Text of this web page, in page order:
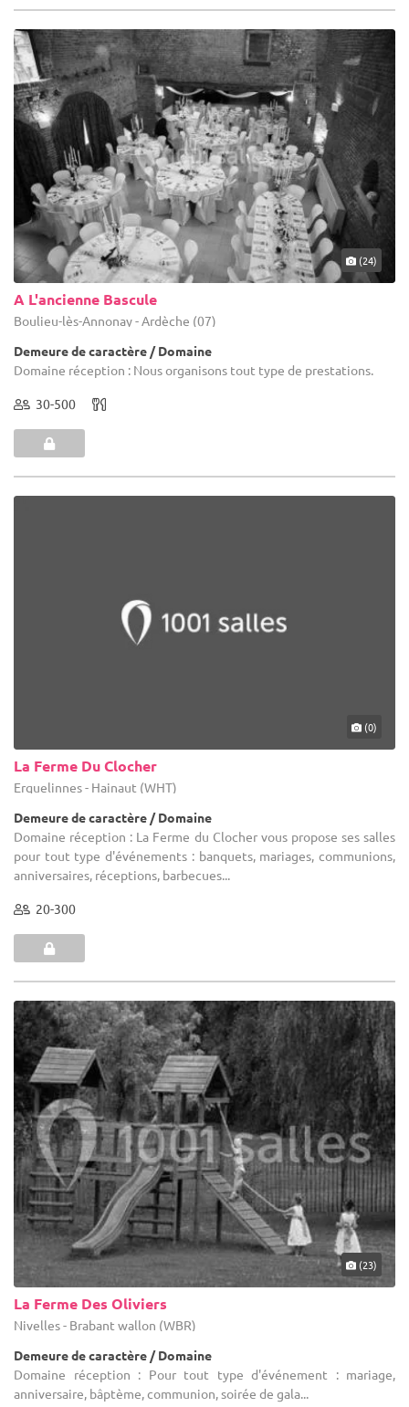
(24)
A L'ancienne Bascule
Boulieu-lès-Annonay - Ardèche (07)
Demeure de caractère / Domaine
Domaine réception : Nous organisons tout type de prestations.
30-500
(0)
La Ferme Du Clocher
Erquelinnes - Hainaut (WHT)
Demeure de caractère / Domaine
Domaine réception : La Ferme du Clocher vous propose ses salles
pour tout type d'événements : banquets, mariages, communions,
anniversaires, réceptions, barbecues...
20-300
(23)
La Ferme Des Oliviers
Nivelles - Brabant wallon (WBR)
Demeure de caractère / Domaine
Domaine réception : Pour tout type d'événement : mariage,
anniversaire, bâptème, communion, soirée de gala...